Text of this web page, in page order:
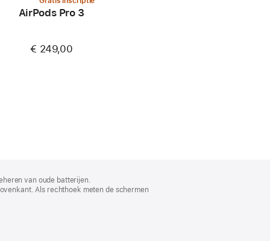
AirPods Pro 3
€ 249,00
van oude batterijen.
Als rechthoek meten de schermen